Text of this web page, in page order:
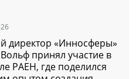
директор «Инносферы»
принял участие в
РАЕН, где поделился